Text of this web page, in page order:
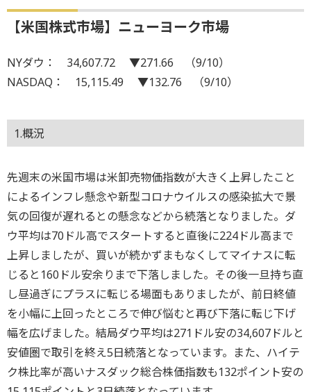
【米国株式市場】ニューヨーク市場
NYダウ： 34,607.72 ▼271.66 （9/10）
NASDAQ： 15,115.49 ▼132.76 （9/10）
1.概況
先週末の米国市場は米卸売物価指数が大きく上昇したこと
によるインフレ懸念や新型コロナウイルスの感染拡大で景
気の回復が遅れるとの懸念などから続落となりました。ダ
ウ平均は70ドル高でスタートすると直後に224ドル高まで
上昇しましたが、買いが続かずまもなくしてマイナスに転
じると160ドル安余りまで下落しました。その後一旦持ち直
し昼過ぎにプラスに転じる場面もありましたが、前日終値
を小幅に上回ったところで伸び悩むと再び下落に転じ下げ
幅を広げました。結局ダウ平均は271ドル安の34,607ドルと
安値圏で取引を終え5日続落となっています。また、ハイテ
ク株比率が高いナスダック総合株価指数も132ポイント安の